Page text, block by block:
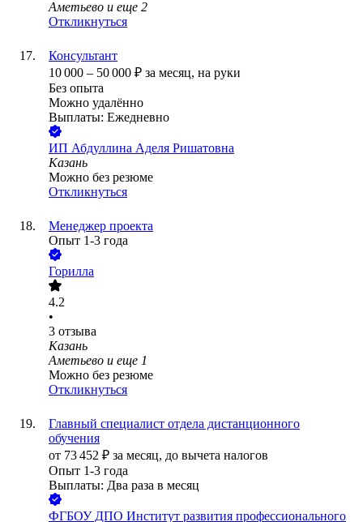
Аметьево и еще 2
Откликнуться
Консультант
10 000 – 50 000 ₽ за месяц, на руки
Без опыта
Можно удалённо
Выплаты: Ежедневно
ИП Абдуллина Аделя Ришатовна
Казань
Можно без резюме
Откликнуться
Менеджер проекта
Опыт 1-3 года
Горилла
4.2
•
3 отзыва
Казань
Аметьево и еще 1
Можно без резюме
Откликнуться
Главный специалист отдела дистанционного
обучения
от 73 452 ₽ за месяц, до вычета налогов
Опыт 1-3 года
Выплаты: Два раза в месяц
ФГБОУ ДПО Институт развития профессионального